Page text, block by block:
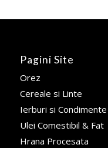
Pagini Site
Orez
Cereale si Linte
Ierburi si Condimente
Ulei Comestibil & Fat
Hrana Procesata